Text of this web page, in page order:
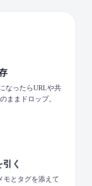
なったらURLや共
ままドロップ。
く
モとタグを添えて